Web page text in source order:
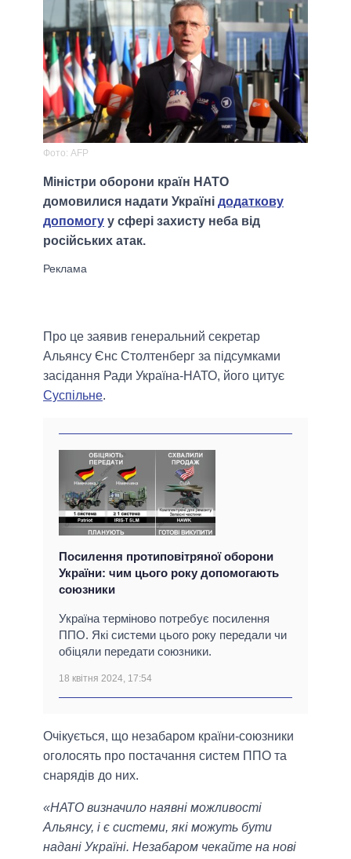
Фото: AFP
Міністри оборони країн НАТО
домовилися надати Україні додаткову
допомогу у сфері захисту неба від
російських атак.
Про це заявив генеральний секретар
Альянсу Єнс Столтенберг за підсумками
засідання Ради Україна-НАТО, його цитує
Суспільне.
Посилення протиповітряної оборони
України: чим цього року допомогають
союзники
Україна терміново потребує посилення
ППО. Які системи цього року передали чи
обіцяли передати союзники.
18 квітня 2024, 17:54
Очікується, що незабаром країни-союзники
оголосять про постачання систем ППО та
снарядів до них.
«НАТО визначило наявні можливості
Альянсу, і є системи, які можуть бути
надані Україні. Незабаром чекайте на нові